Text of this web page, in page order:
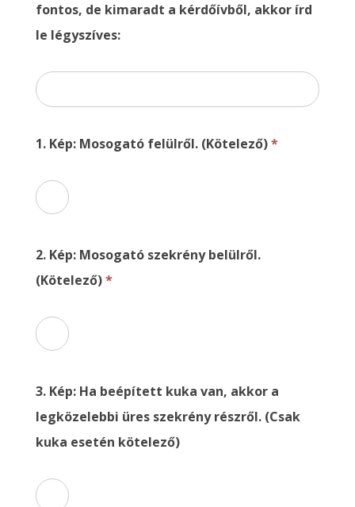
fontos, de kimaradt a kérdőívből, akkor írd
le légyszíves:
1. Kép: Mosogató felülről. (Kötelező)*
2. Kép: Mosogató szekrény belülről.
(Kötelező)*
3. Kép: Ha beépített kuka van, akkor a
legközelebbi üres szekrény részről. (Csak
kuka esetén kötelező)